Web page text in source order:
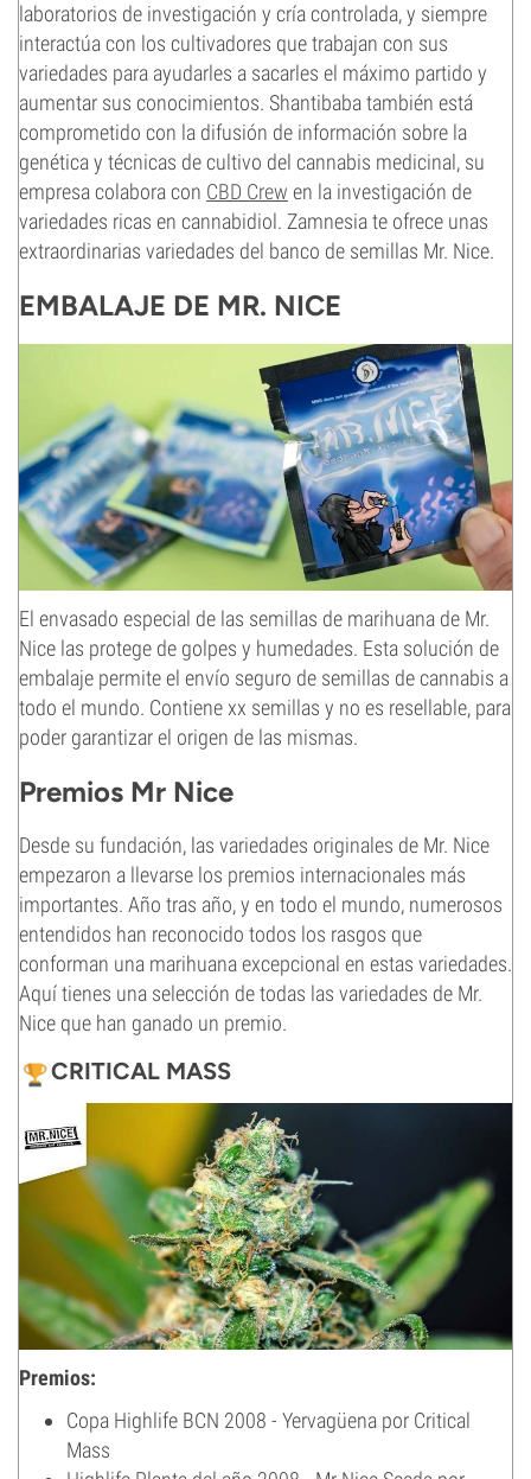
laboratorios de investigación y cría controlada, y siempre
interactúa con los cultivadores que trabajan con sus
variedades para ayudarles a sacarles el máximo partido y
aumentar sus conocimientos. Shantibaba también está
comprometido con la difusión de información sobre la
genética y técnicas de cultivo del cannabis medicinal, su
empresa colabora con CBD Crew en la investigación de
variedades ricas en cannabidiol. Zamnesia te ofrece unas
extraordinarias variedades del banco de semillas Mr. Nice.
EMBALAJE DE MR. NICE
El envasado especial de las semillas de marihuana de Mr.
Nice las protege de golpes y humedades. Esta solución de
embalaje permite el envío seguro de semillas de cannabis a
todo el mundo. Contiene xx semillas y no es resellable, para
poder garantizar el origen de las mismas.
Premios Mr Nice
Desde su fundación, las variedades originales de Mr. Nice
empezaron a llevarse los premios internacionales más
importantes. Año tras año, y en todo el mundo, numerosos
entendidos han reconocido todos los rasgos que
conforman una marihuana excepcional en estas variedades.
Aquí tienes una selección de todas las variedades de Mr.
Nice que han ganado un premio.
CRITICAL MASS
Premios:
Copa Highlife BCN 2008 - Yervagüena por Critical
Mass